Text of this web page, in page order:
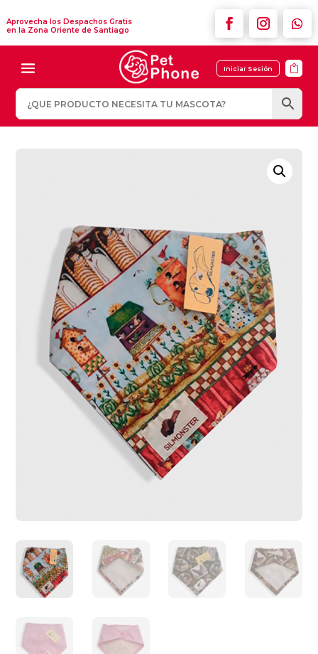
Aprovecha los Despachos Gratis
en la Zona Oriente de Santiago
Iniciar Sesión 